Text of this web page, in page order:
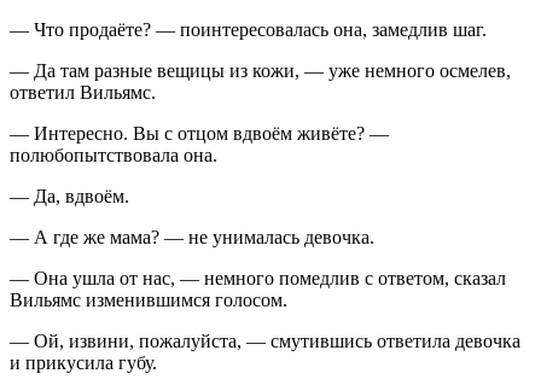
— Что продаёте? — поинтересовалась она, замедлив шаг.
— Да там разные вещицы из кожи, — уже немного осмелев,
ответил Вильямс.
— Интересно. Вы с отцом вдвоём живёте? —
полюбопытствовала она.
— Да, вдвоём.
— А где же мама? — не унималась девочка.
— Она ушла от нас, — немного помедлив с ответом, сказал
Вильямс изменившимся голосом.
— Ой, извини, пожалуйста, — смутившись ответила девочка
и прикусила губу.